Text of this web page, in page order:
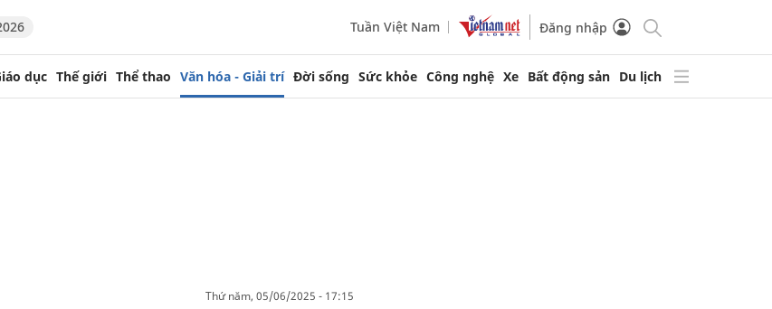
Tuần Việt Nam Đăng nhập
dục Thế giới Thể thao Văn hóa - Giải trí Đời sống Sức khỏe Công nghệ Xe Bất động sản Du lịch
thứ năm, 05/06/2025 - 17:15